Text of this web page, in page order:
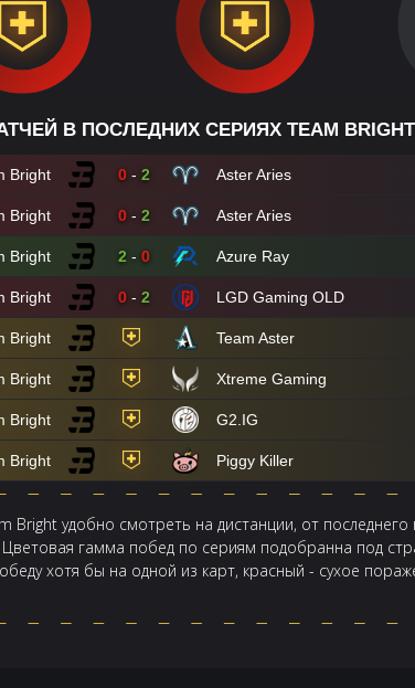
В ПОСЛЕДНИХ СЕРИЯХ TEAM BRIGHT
Bright 0 - 2 Aster Aries
Bright 0 - 2 Aster Aries
Bright 2 - 0 Azure Ray
Bright 0 - 2 LGD Gaming OLD
Bright Team Aster
Bright Xtreme Gaming
Bright G2.IG
Bright Piggy Killer
Bright удобно смотреть на дистанции, от последнего
гамма побед по сериям подобранна под
хотя бы на одной из карт, красный - сухое